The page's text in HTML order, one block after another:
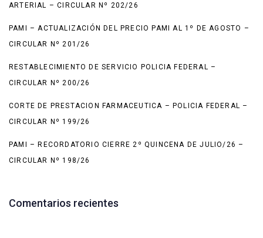
ARTERIAL – CIRCULAR Nº 202/26
PAMI – ACTUALIZACIÓN DEL PRECIO PAMI AL 1º DE AGOSTO –
CIRCULAR Nº 201/26
RESTABLECIMIENTO DE SERVICIO POLICIA FEDERAL –
CIRCULAR Nº 200/26
CORTE DE PRESTACION FARMACEUTICA – POLICIA FEDERAL –
CIRCULAR Nº 199/26
PAMI – RECORDATORIO CIERRE 2º QUINCENA DE JULIO/26 –
CIRCULAR Nº 198/26
Comentarios recientes